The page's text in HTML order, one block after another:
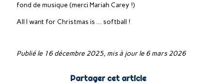
fond de musique (merci Mariah Carey !)
All I want for Christmas is … softball !
Publié le 16 décembre 2025, mis à jour le 6 mars 2026
Partager cet article